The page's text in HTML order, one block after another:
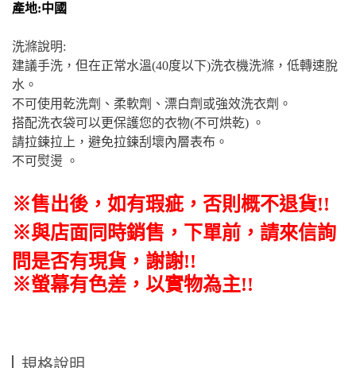
產地:中國
洗滌說明:
建議手洗，但在正常水溫(40度以下)洗衣機洗滌，低轉速脫
水。
不可使用乾洗劑、柔軟劑、漂白劑或強效洗衣劑。
搭配洗衣袋可以更保護您的衣物(不可烘乾) 。
請拉鍊拉上，避免拉鍊刮壞內層表布。
不可熨燙 。
※售出後 ，如有瑕疵 ，否則概不退貨!!
※與店面同時銷售 ， 下單前 ， 請來信詢
問是否有現貨，謝謝!!
※螢幕有色差，以實物為主!!